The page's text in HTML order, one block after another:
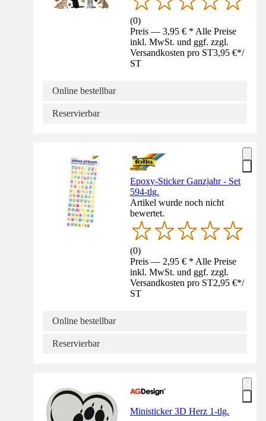
(0)
Preis — 3,95 € * Alle Preise
inkl. MwSt. und ggf. zzgl.
Versandkosten pro ST3,95 €*/
ST
Online bestellbar
Reservierbar
Epoxy-Sticker Ganzjahr - Set
594-tlg.
Artikel wurde noch nicht
bewertet.
(0)
Preis — 2,95 € * Alle Preise
inkl. MwSt. und ggf. zzgl.
Versandkosten pro ST2,95 €*/
ST
Online bestellbar
Reservierbar
Ministicker 3D Herz 1-tlg.